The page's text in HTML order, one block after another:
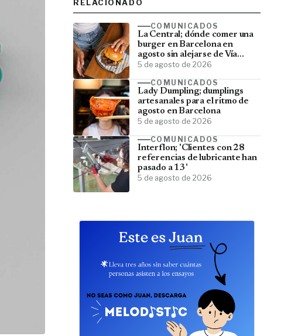
RELACIONADO
COMUNICADOS
La Central; dónde comer una
burger en Barcelona en
agosto sin alejarse de Vía
Laietana
5 de agosto de 2026
COMUNICADOS
Lady Dumpling; dumplings
artesanales para el ritmo de
agosto en Barcelona
5 de agosto de 2026
COMUNICADOS
Interflon; 'Clientes con 28
referencias de lubricante han
pasado a 13'
5 de agosto de 2026